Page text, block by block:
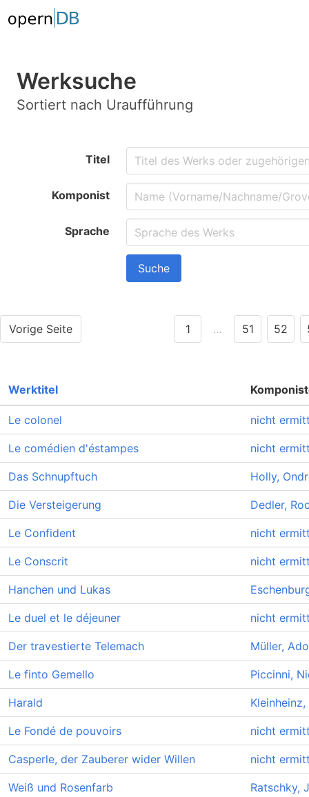
Werksuche
Sortiert nach Uraufführung
Titel
Komponist
Sprache
Suche
Vorige Seite 1 … 51 52
Werktitel
Le colonel nicht
Le comédien d'éstampes nicht
Das Schnupftuch Holly,
Die Versteigerung Dedler,
Le Confident nicht
Le Conscrit nicht
Hanchen und Lukas
Le duel et le déjeuner nicht
Der travestierte Telemach Müller,
Le finto Gemello Piccinni,
Harald
Le Fondé de pouvoirs nicht
Casperle, der Zauberer wider Willen nicht
Weiß und Rosenfarb Ratschky,